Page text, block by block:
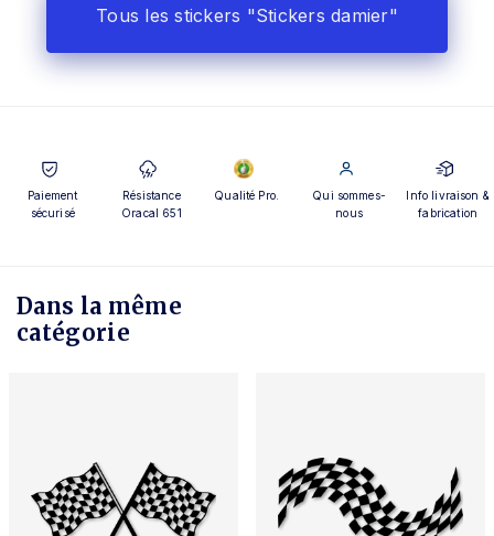
Tous les stickers "Stickers damier"
Paiement
sécurisé
Résistance
Oracal 651
Qualité Pro.
Qui sommes-
nous
Info livraison &
fabrication
Dans la même
catégorie